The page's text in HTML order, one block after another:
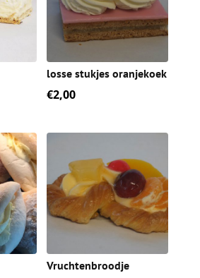
losse stukjes oranjekoek
€2,00
Vruchtenbroodje